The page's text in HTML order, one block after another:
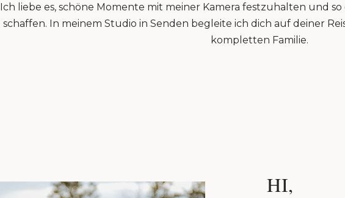
Ich liebe es, schöne Momente mit meiner Kamera festzuhalten und
schaffen. In meinem Studio in Senden begleite ich dich auf deiner
kompletten Familie.
HI,